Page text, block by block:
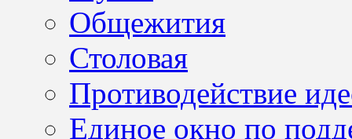
Общежития
Столовая
Противодействие
Единое окно по